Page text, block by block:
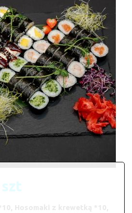
Hosomaki z krewetką *10,